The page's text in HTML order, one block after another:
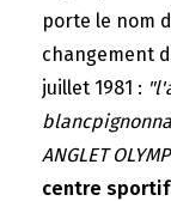
porte le nom
changement
juillet 1981 :
ANGLET
centre sportif